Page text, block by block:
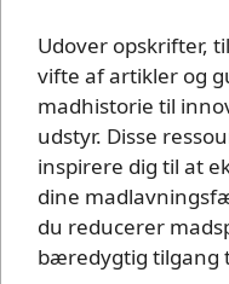
Udover opskrifter,
vifte af artikler og
madhistorie til
udstyr. Disse
inspirere dig til at
dine
du reducerer
bæredygtig tilgang